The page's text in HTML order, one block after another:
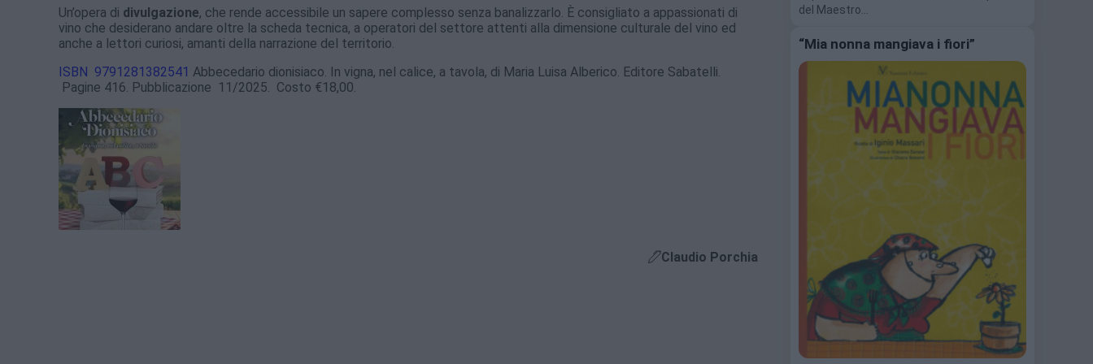
Un’opera di divulgazione, che rende accessibile un sapere complesso senza banalizzarlo. È consigliato a appassionati di
vino che desiderano andare oltre la scheda tecnica, a operatori del settore attenti alla dimensione culturale del vino ed
anche a lettori curiosi, amanti della narrazione del territorio.
ISBN 9791281382541 Abbecedario dionisiaco. In vigna, nel calice, a tavola, di Maria Luisa Alberico. Editore Sabatelli.
Pagine 416. Pubblicazione 11/2025. Costo €18,00.
Claudio Porchia
del Maestro…
“Mia nonna mangiava i fiori”